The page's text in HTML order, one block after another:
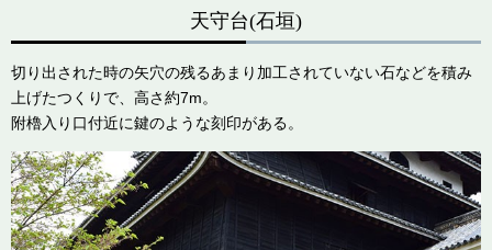
天守台(石垣)
切り出された時の矢穴の残るあまり加工されていない石などを積み
上げたつくりで、高さ約7m。
附櫓入り口付近に鍵のような刻印がある。